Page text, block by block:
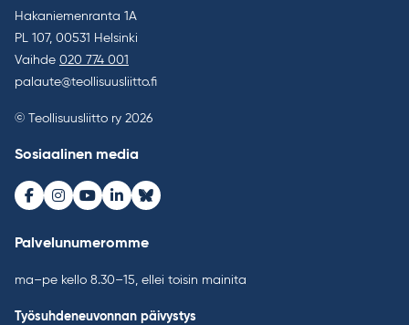
Hakaniemenranta 1A
PL 107, 00531 Helsinki
Vaihde 020 774 001
palaute@teollisuusliitto.fi
© Teollisuusliitto ry 2026
Sosiaalinen media
Facebook
Instagram
Youtube
LinkedInBluesky
Palvelunumeromme
ma–pe kello 8.30–15, ellei toisin mainita
Työsuhdeneuvonnan päivystys